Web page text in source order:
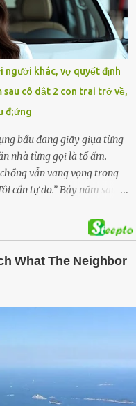
xe máy mang biển kiểm
Ngay trong đêm, lực
hộ tình nguyện triển
xác định là anh V.V.D.
(SN 2021). Hai cháu là
lượng cứu hộ đã tiến hành
người khác, vợ quyết định
sau cô dắt 2 con trai trở về,
đ;ứng
bầu đang giãy giụa từng
nhà từng gọi là tổ ấm.
vẫn vang vọng trong
cần tự do.” Bảy năm sau,
đàn ông phản bội ấy
cái lạnh len lỏi qua từng
sang trọng ở phố Tây Hồ,
đặt lên bụng – nơi hai sinh
chưa bao giờ nghĩ mình sẽ
biệt là sợ… chính chồng
đến mù quáng, đã không
đạt, quyền lực, nhưng
về muộn, thậm chí có
tối vắng lặng, Trí ném